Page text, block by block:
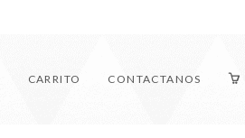
CARRITO CONTACTANOS